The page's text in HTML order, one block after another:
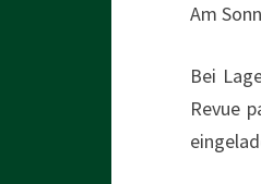
Am
Bei
Revue